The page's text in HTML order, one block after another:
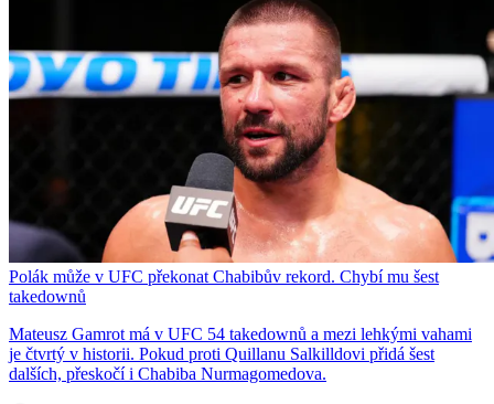
Polák může v UFC překonat Chabibův rekord. Chybí mu šest
takedownů
Mateusz Gamrot má v UFC 54 takedownů a mezi lehkými vahami
je čtvrtý v historii. Pokud proti Quillanu Salkilldovi přidá šest
dalších, přeskočí i Chabiba Nurmagomedova.